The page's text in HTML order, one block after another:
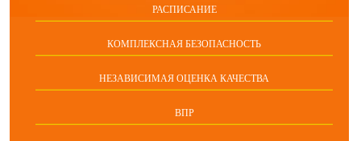
РАСПИСАНИЕ
КОМПЛЕКСНАЯ БЕЗОПАСНОСТЬ
НЕЗАВИСИМАЯ ОЦЕНКА КАЧЕСТВА
ВПР